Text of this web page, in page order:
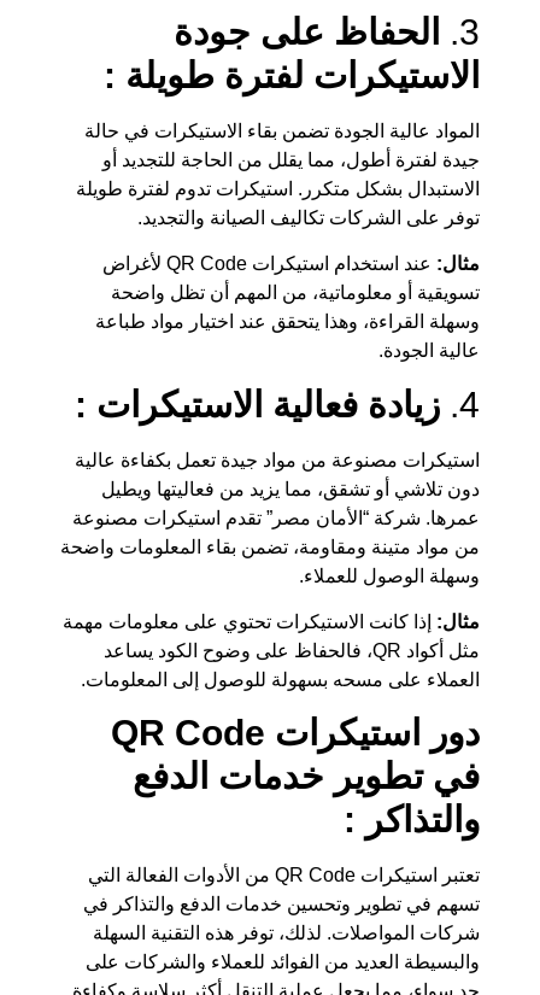
3.
الحفاظ على جودة
الاستيكرات لفترة طويلة :
المواد عالية الجودة تضمن بقاء الاستيكرات في حالة
جيدة لفترة أطول، مما يقلل من الحاجة للتجديد أو
الاستبدال بشكل متكرر. استيكرات تدوم لفترة طويلة
توفر على الشركات تكاليف الصيانة والتجديد.
مثال:
عند استخدام استيكرات QR Code لأغراض
تسويقية أو معلوماتية، من المهم أن تظل واضحة
وسهلة القراءة، وهذا يتحقق عند اختيار مواد طباعة
عالية الجودة.
4. زيادة فعالية الاستيكرات :
استيكرات مصنوعة من مواد جيدة تعمل بكفاءة عالية
دون تلاشي أو تشقق، مما يزيد من فعاليتها ويطيل
عمرها. شركة “الأمان مصر” تقدم استيكرات مصنوعة
من مواد متينة ومقاومة، تضمن بقاء المعلومات واضحة
وسهلة الوصول للعملاء.
مثال: إذا كانت الاستيكرات تحتوي على معلومات مهمة
مثل أكواد QR، فالحفاظ على وضوح الكود يساعد
العملاء على مسحه بسهولة للوصول إلى المعلومات.
دور استيكرات QR Code
في تطوير خدمات الدفع
والتذاكر :
تعتبر استيكرات QR Code من الأدوات الفعالة التي
تسهم في تطوير وتحسين خدمات الدفع والتذاكر في
شركات المواصلات. لذلك، توفر هذه التقنية السهلة
والبسيطة العديد من الفوائد للعملاء والشركات على